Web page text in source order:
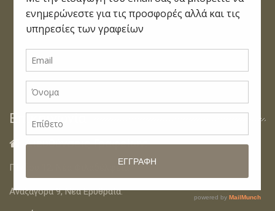
Επικοινωνία
 Διευθύνσεις Γραφείων:
Πίνδου 12, Νέα Φιλαδέλφεια.
Αναξαγόρα 9, Νέα Ερυθραία.